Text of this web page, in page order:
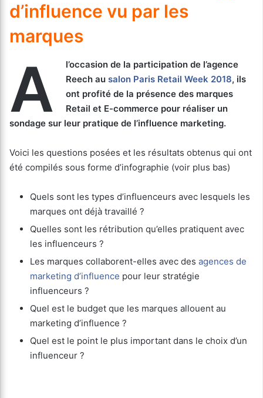
d’influence vu par les
marques
A
l’occasion de la participation de l’agence
Reech au salon Paris Retail Week 2018, ils
ont profité de la présence des marques
Retail et E-commerce pour réaliser un
sondage sur leur pratique de l’influence marketing.
Voici les questions posées et les résultats obtenus qui ont
été compilés sous forme d’infographie (voir plus bas)
Quels sont les types d’influenceurs avec lesquels les
marques ont déjà travaillé ?
Quelles sont les rétribution qu’elles pratiquent avec
les influenceurs ?
Les marques collaborent-elles avec des agences de
marketing d’influence pour leur stratégie
influenceurs ?
Quel est le budget que les marques allouent au
marketing d’influence ?
Quel est le point le plus important dans le choix d’un
influenceur ?